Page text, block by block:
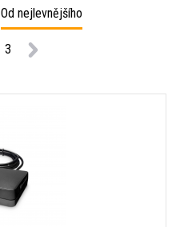
Od nejlevnějšího
3